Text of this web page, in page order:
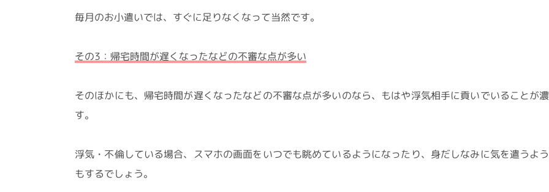
毎月のお小遣いでは、すぐに足りなくなって当然です。
その3：帰宅時間が遅くなったなどの不審な点が多い
そのほかにも、帰宅時間が遅くなったなどの不審な点が多いのなら、もはや浮気相手に貢いでいることが
す。
浮気・不倫している場合、スマホの画面をいつでも眺めているようになったり、身だしなみに気を遣うよ
もするでしょう。